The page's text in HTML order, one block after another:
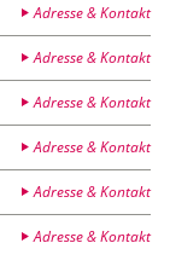
Adresse & Kontakt
Adresse & Kontakt
Adresse & Kontakt
Adresse & Kontakt
Adresse & Kontakt
Adresse & Kontakt